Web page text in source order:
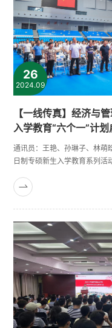
26
2024.09
【一线传真】经济与
入学教育“六个一”计划
通讯员：王艳、孙琳子、林
日制专硕新生入学教育系列活
传承之旅、一趟企业走访，引
用、深化内化转化上下功夫
商业精英打下扎实基础。一
午，......